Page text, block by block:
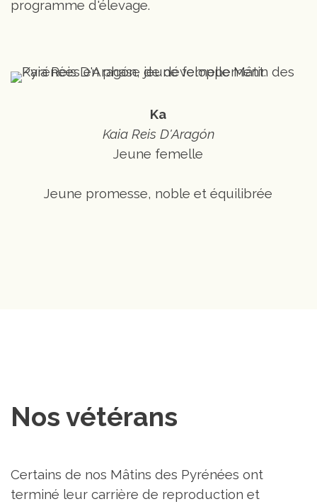
programme d'élevage.
Ka
Kaia Reis D'Aragón
Jeune femelle
Jeune promesse, noble et équilibrée
Nos vétérans
Certains de nos Mâtins des Pyrénées ont
terminé leur carrière de reproduction et